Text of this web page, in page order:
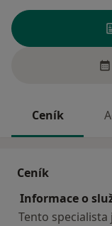
Ceník
Ceník
Informace o
Tento